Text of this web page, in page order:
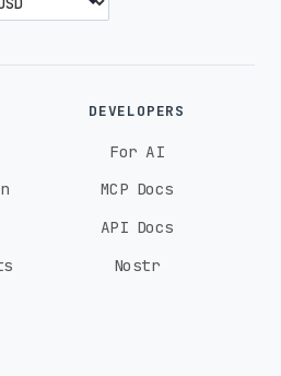
DEVELOPERS
For AI
MCP Docs
API Docs
Nostr